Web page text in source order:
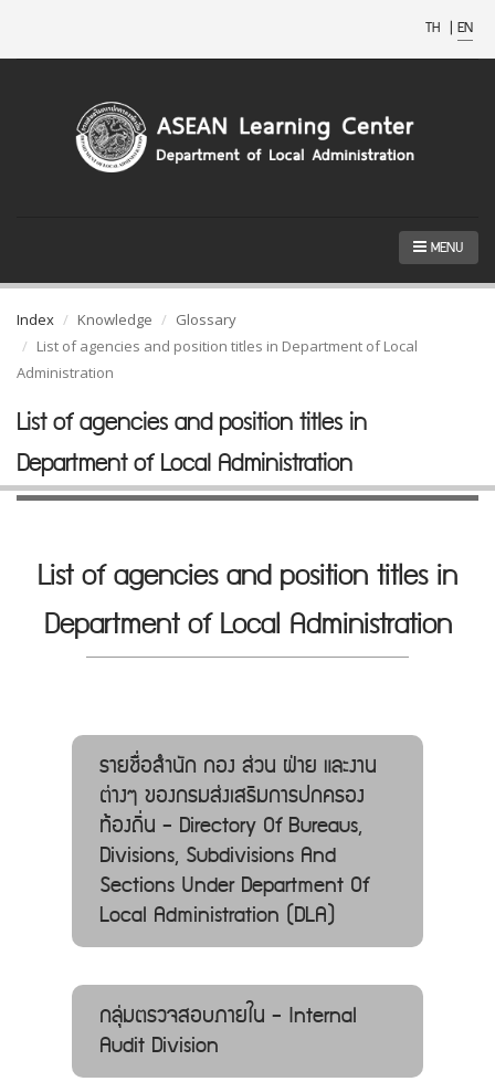
TH | EN
MENU
Index Knowledge
Glossary
List of agencies and position titles in Department of Local
Administration
List of agencies and position titles in
Department of Local Administration
List of agencies and position titles in
Department of Local Administration
รายชื่อสำนัก กอง ส่วน ฝ่าย และงาน
ต่างๆ ของกรมส่งเสริมการปกครอง
ท้องถิ่น - Directory Of Bureaus,
Divisions, Subdivisions And
Sections Under Department Of
Local Administration (DLA)
กลุ่มตรวจสอบภายใน - Internal
Audit Division